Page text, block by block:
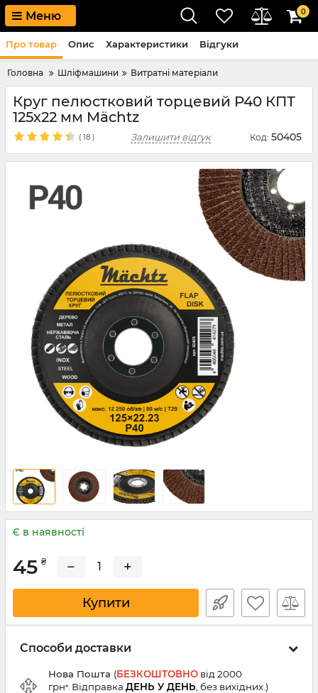
Меню 0
Головна Шліфмашини Витратні матеріали
Круг пелюстковий торцевий P40 КПТ
125х22 мм Mächtz
( 18 ) Залишити відгук Код: 50405
Є в наявності
45 ₴ − +
Купити
Способи доставки
Нова Пошта (БЕЗКОШТОВНО від 2000
грн*. Відправка ДЕНЬ У ДЕНЬ , без вихідних.)
Про товар Опис Характеристики Відгуки